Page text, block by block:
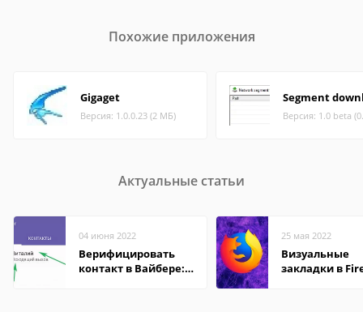
Похожие приложения
Gigaget
Версия: 1.0.0.23 (2 МБ)
Segment
Версия: 1.0 beta
Актуальные статьи
04 июня 2022
Верифицировать
контакт в Вайбере:
25 мая 2022
Визуальные
закладки в